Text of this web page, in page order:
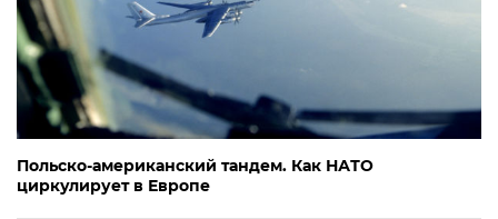
Польско-американский тандем. Как НАТО
циркулирует в Европе